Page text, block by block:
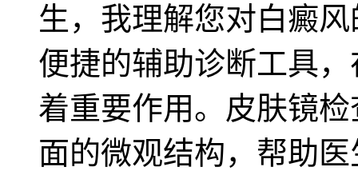
生，我理解您对白癜
便捷的辅助诊断工具
着重要作用。皮肤镜
面的微观结构，帮助